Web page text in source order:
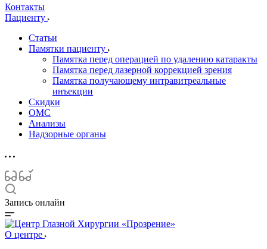
Контакты
Пациенту
Статьи
Памятки пациенту
Памятка перед операцией по удалению катаракты
Памятка перед лазерной коррекцией зрения
Памятка получающему интравитреальные
инъекции
Скидки
ОМС
Анализы
Надзорные органы
Запись онлайн
О центре